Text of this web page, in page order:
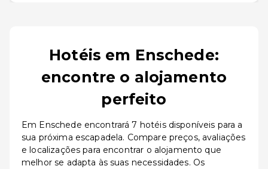
Hotéis em Enschede:
encontre o alojamento
perfeito
Em Enschede encontrará 7 hotéis disponíveis para a
sua próxima escapadela. Compare preços, avaliações
e localizações para encontrar o alojamento que
melhor se adapta às suas necessidades. Os